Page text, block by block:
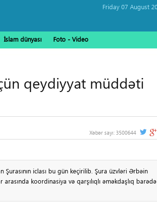
İslam dünyası Foto - Video
qeydiyyat müddəti
Xəbər sayı: 3500644
iclası bu gün keçirilib. Şura üzvləri Ərbəin
koordinasiya və qarşılıqlı əməkdaşlıq barədə